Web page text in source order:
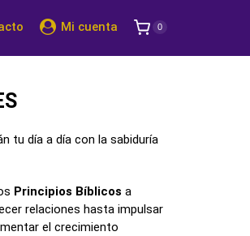
Mi cuenta 0
tu día a día con la sabiduría
Principios Bíblicos a
relaciones hasta impulsar
el crecimiento